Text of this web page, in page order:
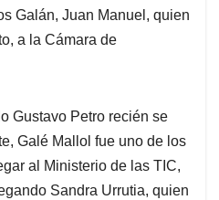
Galán, Juan Manuel, quien
a la Cámara de
Gustavo Petro recién se
Galé Mallol fue uno de los
al Ministerio de las TIC,
Sandra Urrutia, quien